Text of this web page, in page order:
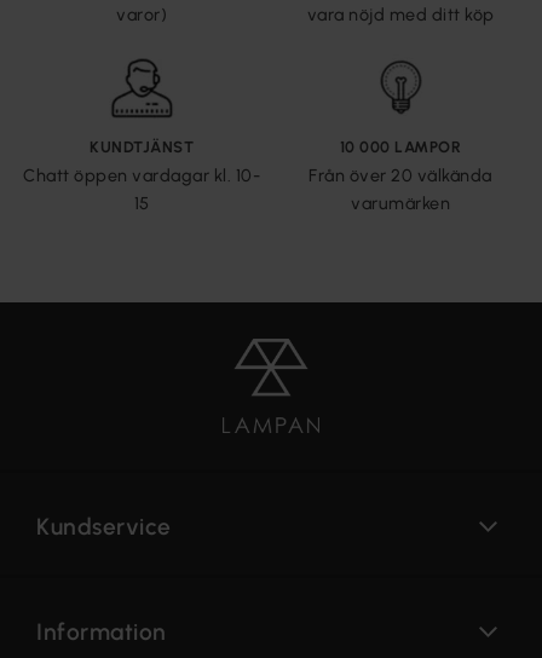
varor)
vara nöjd med ditt köp
KUNDTJÄNST
Chatt öppen vardagar kl. 10-
15
10 000 LAMPOR
Från över 20 välkända
varumärken
Kundservice
Information